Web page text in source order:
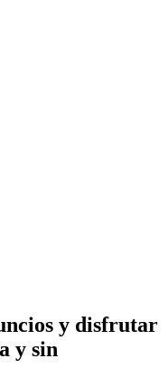
y disfrutar
y sin